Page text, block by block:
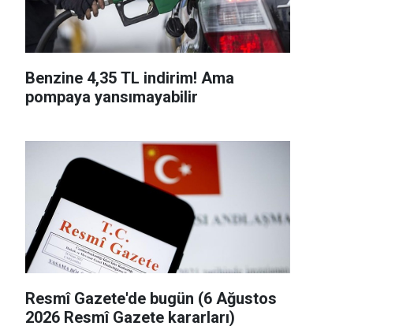
Benzine 4,35 TL indirim! Ama
pompaya yansımayabilir
Resmî Gazete'de bugün (6 Ağustos
2026 Resmî Gazete kararları)